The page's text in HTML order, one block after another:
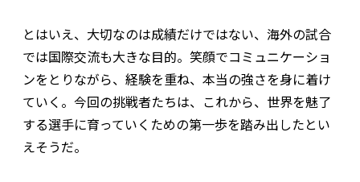
とはいえ、大切なのは成績だけではない、海外の試合
では国際交流も大きな目的。笑顔でコミュニケーショ
ンをとりながら、経験を重ね、本当の強さを身に着け
ていく。今回の挑戦者たちは、これから、世界を魅了
する選手に育っていくための第一歩を踏み出したとい
えそうだ。